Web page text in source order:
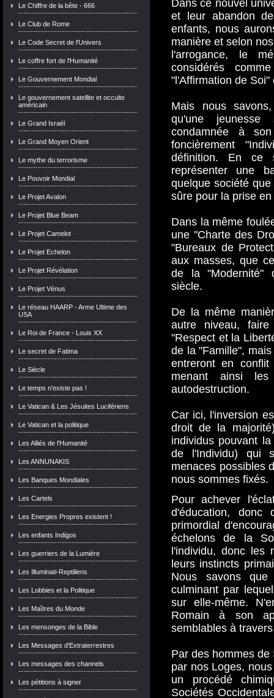
Le Chiffre de la bête - 666
Le Club de Rome
Le Code Secret de l'Univers
Le coffre fort de l'Humanité
Le Gouvernement Mondial
Le gouvernement satellite et occulte
américain
Le Grand Israël
Le Grand Moyen Orient
Le mythe du terrorisme
Le Pouvoir Mondial
Le Projet Avalon
Le Projet Blue Beam
Le Projet Camelot
Le Projet Echelon
Le Projet Révélation
Le Projet Vénus
Le réseau HAARP - Arme Ultime des
USA
Le Roi de France - Louis XX
Le secret de Fatima
Le Siècle
Le temps n'existe pas !
Le Vatican & Les Jésuites Lucifériens
Le Vatican et la politique
Les Alliés de l'Humanité
Les ANNUNAKIS
Les Banques Mondiales
Les Cartels
Les Energies Propres existent !
Les enfants Indigos
Les guerriers de la Lumière
Les Illuminati-Reptiliens
Les Lobbies et la Politique
Les Maîtres du Monde
Les mensonges de la Bible
Les Messages d'Extraterrestres
Les messages des channels
Les pétitions à signer
Dans ce nouvel
et leur abandon
enfants, nous
manière et selon
l'arrogance, le
considérés
"l'Affirmation de Soi"
Mais nous
qu'une
condamnée à
foncièrement
définition. En ce
représenter une
quelque société
sûre pour la prise
Dans la même
une "Charte des
"Bureaux de
aux masses, que
de la "Modernité"
siècle.
De la même
autre niveau,
"Respect et la
de la "Famille",
entreront en
menant ainsi
autodestruction.
Car ici, l'inversion
droit de la
individus pouvant
de l'Individu) qui
menaces possibles
nous sommes fixés.
Pour achever
d'éducation,
primordial
échelons de la
l'individu, donc les
leurs instincts
Nous savons
culminant par
sur elle-même.
Romain à son
semblables à
Par des hommes
par nos Loges,
un procédé
Sociétés